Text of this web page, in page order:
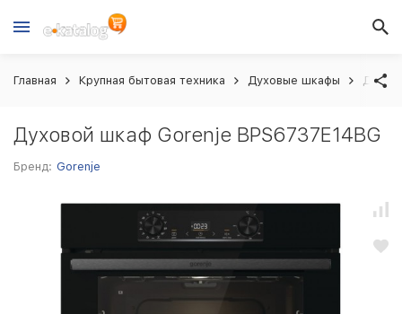
Главная Крупная бытовая техника Духовые шкафы
Духовой шкаф Gorenje BPS6737E14BG
Бренд: Gorenje